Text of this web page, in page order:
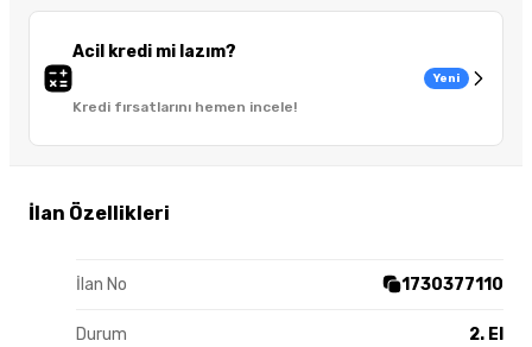
Acil kredi mi lazım?
Kredi fırsatlarını hemen incele!
Yeni
İlan Özellikleri
İlan No 1730377110
Durum 2. El